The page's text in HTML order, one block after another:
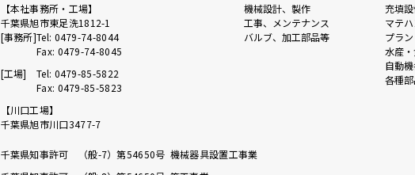
【本社事務所・工場】
千葉県旭市東足洗1812-1
[事務所]Tel: 0479-74-8044
Fax: 0479-74-8045
[工場] Tel: 0479-85-5822
Fax: 0479-85-5823
【川口工場】
千葉県旭市川口3477-7
機械設計、製作
工事、メンテナンス
バルブ、加工部品等
充填
マテ
プラ
水産
自動
各種
千葉県知事許可 （般-7）第54650号 機械器具設置工事業